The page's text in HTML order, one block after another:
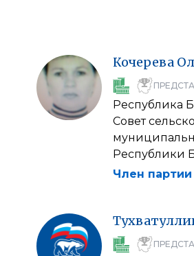
Кочерева
Республика
Совет
Республики
Член